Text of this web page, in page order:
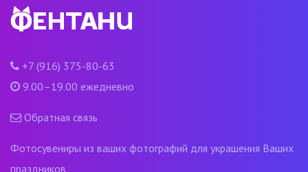
+7 (916) 375-80-63
9.00–19.00 ежедневно
Обратная связь
Фотосувениры из ваших фотографий для украшения Ваших
праздников